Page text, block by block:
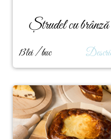
Ștrudel cu brânză
13lei / buc